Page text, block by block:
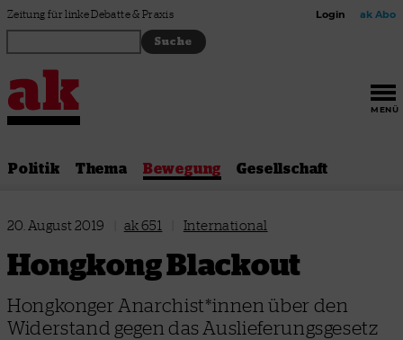
Zum Inhalt springen
Zeitung für linke Debatte & Praxis Login ak Abo
MENÜ
Politik Thema Bewegung Gesellschaft
20. August 2019 ak 651 International
Hongkong Blackout
Hongkonger Anarchist*innen über den
Widerstand gegen das Auslieferungsgesetz